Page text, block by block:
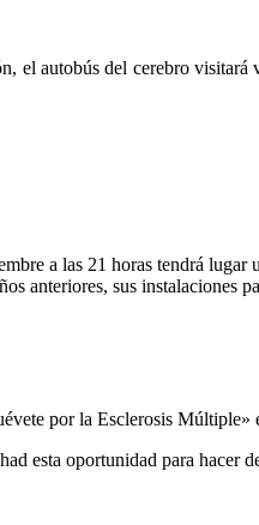
autobús del cerebro
a las 21 horas tendrá
anteriores, sus instalaciones
por la Esclerosis Múltiple»
esta oportunidad para hacer